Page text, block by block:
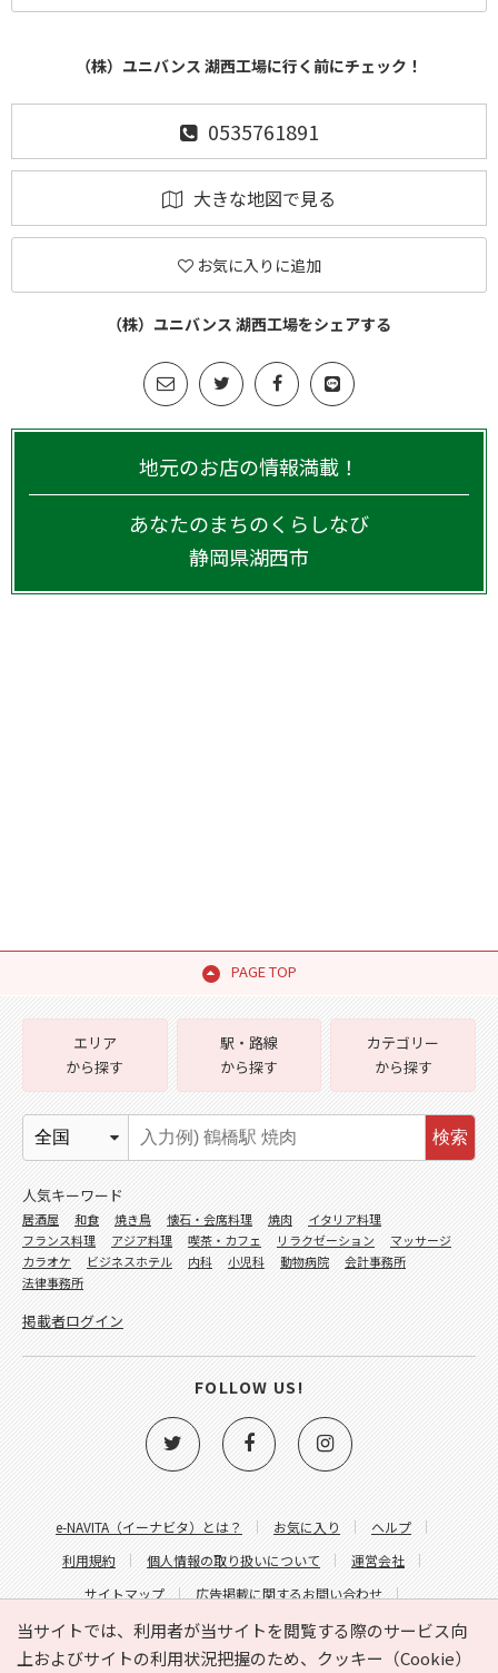
（株）ユニバンス 湖西工場に行く前にチェック！
0535761891
大きな地図で見る
お気に入りに追加
（株）ユニバンス 湖西工場をシェアする
地元のお店の情報満載！
あなたのまちのくらしなび
静岡県湖西市
PAGE TOP
当サイトでは、利用者が当サイトを閲覧する際のサービス向
上およびサイトの利用状況把握のため、クッキー（Cookie）
e-NAVITA（イーナビタ）とは？ お気に入り
ヘルプ
利用規約
個人情報の取り扱いについて
運営会社
サイトマップ
広告掲載に関するお問い合わせ
サイトの内容に関するお問い合わせ
エリア
から探す
駅・路線
から探す
カテゴリー
から探す
検索
人気キーワード
居酒屋 和食 焼き鳥 懐石・会席料理 焼肉
イタリア料理
フランス料理
アジア料理 喫茶・カフェ リラクゼーション
マッサージ
カラオケ
ビジネスホテル 内科 小児科 動物病院
会計事務所
法律事務所
掲載者ログイン
FOLLOW US!